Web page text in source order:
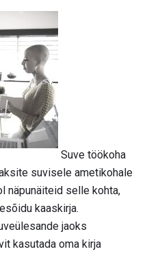
Suve töökoha
suvisele ametikohale
näpunäiteid selle kohta,
kaaskirja.
jaoks
kasutada oma kirja